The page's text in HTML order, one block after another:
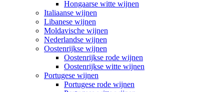
Hongaarse witte wijnen
Italiaanse wijnen
Libanese wijnen
Moldavische wijnen
Nederlandse wijnen
Oostenrijkse wijnen
Oostenrijkse rode wijnen
Oostenrijkse witte wijnen
Portugese wijnen
Portugese rode wijnen